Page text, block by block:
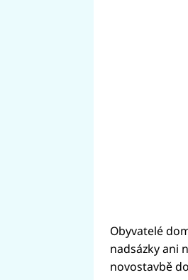
Obyvatelé
nadsázky ani
novostavbě